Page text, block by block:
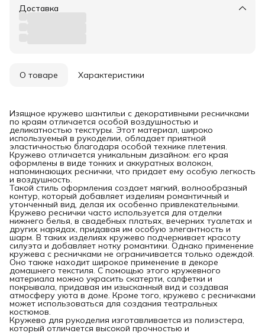
Доставка
О товаре Характеристики
Изящное кружево шантильи с декоративными ресничками
по краям отличается особой воздушностью и
деликатностью текстуры. Этот материал, широко
используемый в рукоделии, обладает приятной
эластичностью благодаря особой технике плетения.
Кружево отличается уникальным дизайном: его края
оформлены в виде тонких и аккуратных волокон,
напоминающих реснички, что придает ему особую легкость
и воздушность.
Такой стиль оформления создает мягкий, волнообразный
контур, который добавляет изделиям романтичный и
утонченный вид, делая их особенно привлекательными.
Кружево реснички часто используется для отделки
нижнего белья, в свадебных платьях, вечерних туалетах и
других нарядах, придавая им особую элегантность и
шарм. В таких изделиях кружево подчеркивает красоту
силуэта и добавляет нотку романтики. Однако применение
кружева с ресничками не ограничивается только одеждой.
Оно также находит широкое применение в декоре
домашнего текстиля. С помощью этого кружевного
материала можно украсить скатерти, салфетки и
покрывала, придавая им изысканный вид и создавая
атмосферу уюта в доме. Кроме того, кружево с ресничками
может использоваться для создания театральных
костюмов.
Кружево для рукоделия изготавливается из полиэстера,
который отличается высокой прочностью и